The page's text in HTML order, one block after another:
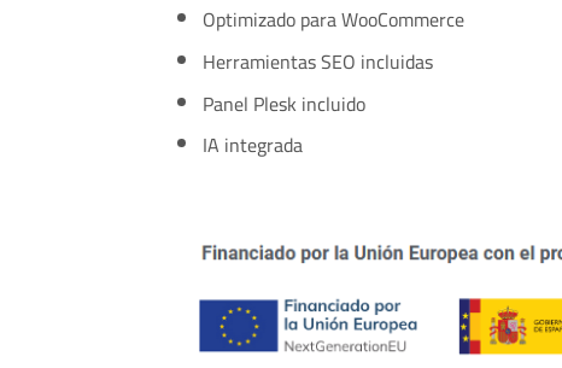
Optimizado para WooCommerce
Herramientas SEO incluidas
Panel Plesk incluido
IA integrada